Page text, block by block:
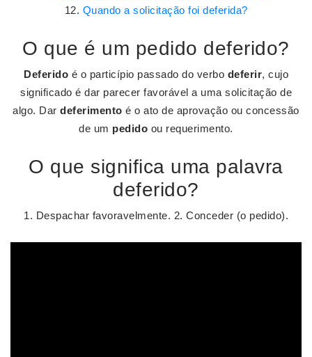
Quando a solicitação foi deferida?
O que é um pedido deferido?
Deferido é o particípio passado do verbo deferir, cujo
significado é dar parecer favorável a uma solicitação de
algo. Dardeferimento é o ato de aprovação ou concessão
de um pedido ou requerimento.
O que significa uma palavra
deferido?
1. Despachar favoravelmente. 2. Conceder (o pedido).